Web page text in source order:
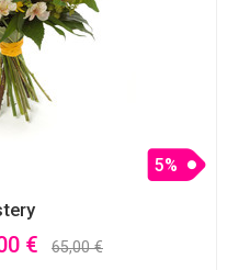
5%
€ 65,00 €